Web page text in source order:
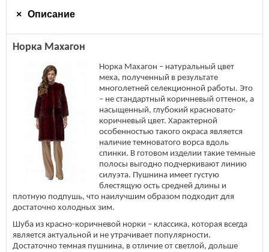
Описание
Норка Махагон
Норка Махагон – натуральный цвет
меха, полученный в результате
многолетней селекционной работы. Это
– не стандартный коричневый оттенок, а
насыщенный, глубокий красновато-
коричневый цвет. Характерной
особенностью такого окраса является
наличие темноватого ворса вдоль
спинки. В готовом изделии такие темные
полосы выгодно подчеркивают линию
силуэта. Пушнина имеет густую
блестящую ость средней длины и
плотную подпушь, что наилучшим образом подходит для
достаточно холодных зим.
Шуба из красно-коричневой норки – классика, которая всегда
является актуальной и не утрачивает популярности.
Достаточно темная пушнина, в отличие от светлой, дольше